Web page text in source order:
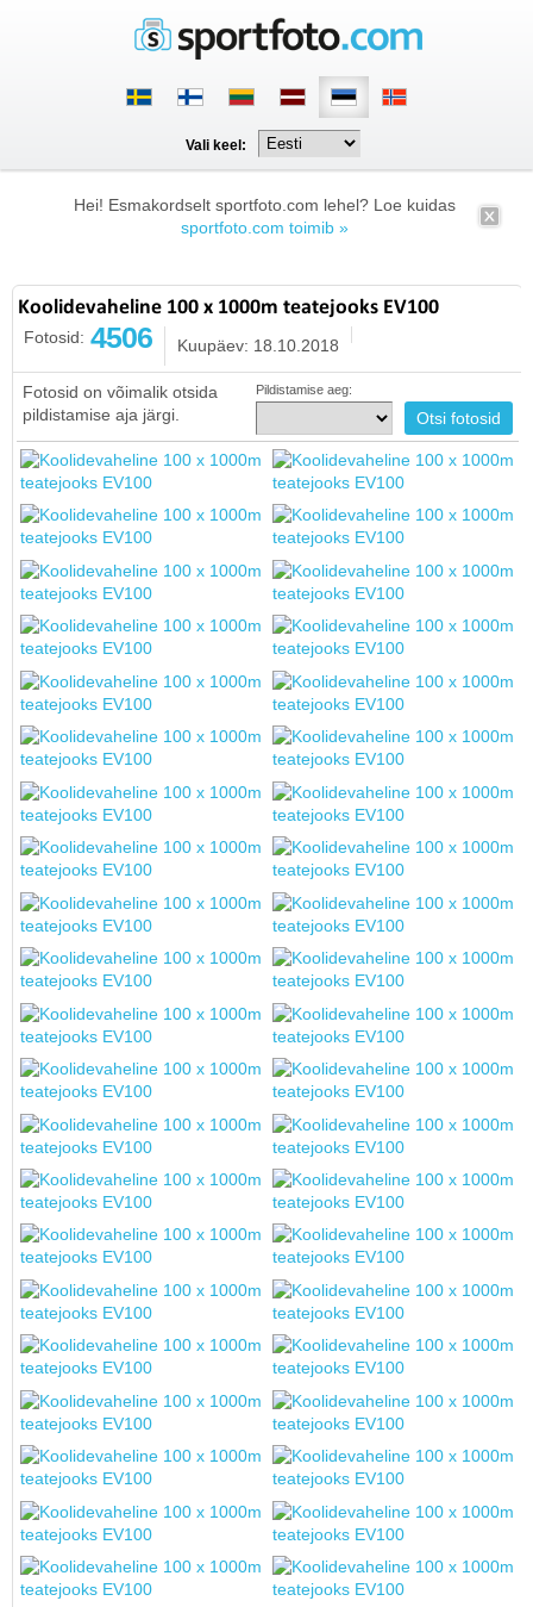
Vali keel:
Hei! Esmakordselt sportfoto.com lehel? Loe kuidas
sportfoto.com toimib »
Koolidevaheline 100 x 1000m teatejooks EV100
Fotosid: 4506 Kuupäev: 18.10.2018
Fotosid on võimalik otsida
pildistamise aja järgi.
Pildistamise aeg: